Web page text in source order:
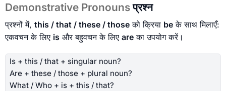
Demonstrative Pronounsप्रश्न
प्रश्नों में, this / that / these / those को क्रिया be के साथ मिलाएँ:
एकवचन के लिए is और बहुवचन के लिए are का उपयोग करें।
Is + this / that + singular noun?
Are + these / those + plural noun?
What / Who + is + this / that?